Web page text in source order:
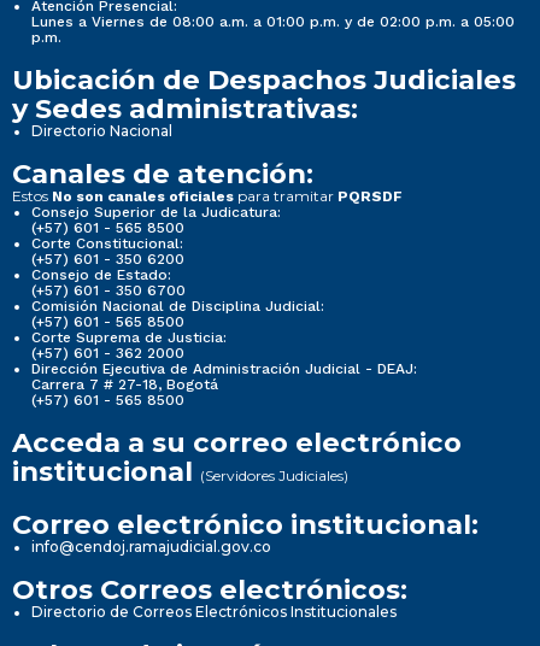
Atención Presencial:
Lunes a Viernes de 08:00 a.m. a 01:00 p.m. y de 02:00 p.m. a 05:00
p.m.
Ubicación de Despachos Judiciales
y Sedes administrativas:
Directorio Nacional
Canales de atención:
Estos No son canales oficiales para tramitar PQRSDF
Consejo Superior de la Judicatura:
(+57) 601 - 565 8500
Corte Constitucional:
(+57) 601 - 350 6200
Consejo de Estado:
(+57) 601 - 350 6700
Comisión Nacional de Disciplina Judicial:
(+57) 601 - 565 8500
Corte Suprema de Justicia:
(+57) 601 - 362 2000
Dirección Ejecutiva de Administración Judicial - DEAJ:
Carrera 7 # 27-18, Bogotá
(+57) 601 - 565 8500
Acceda a su correo electrónico
institucional (Servidores Judiciales)
Correo electrónico institucional:
info@cendoj.ramajudicial.gov.co
Otros Correos electrónicos:
Directorio de Correos Electrónicos Institucionales